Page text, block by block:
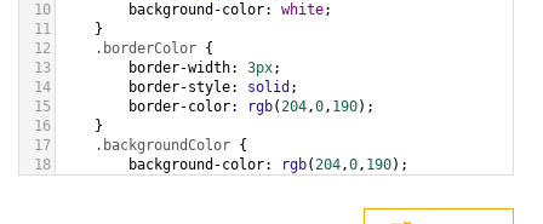
10
background-color: white;
11
}
12
.borderColor {
13
border-width: 3px;
14
border-style: solid ;
15
border-color: rgb(204,0, 190);
16
}
17
.backgroundColor {
18
background-color: rgb(204,0, 190);